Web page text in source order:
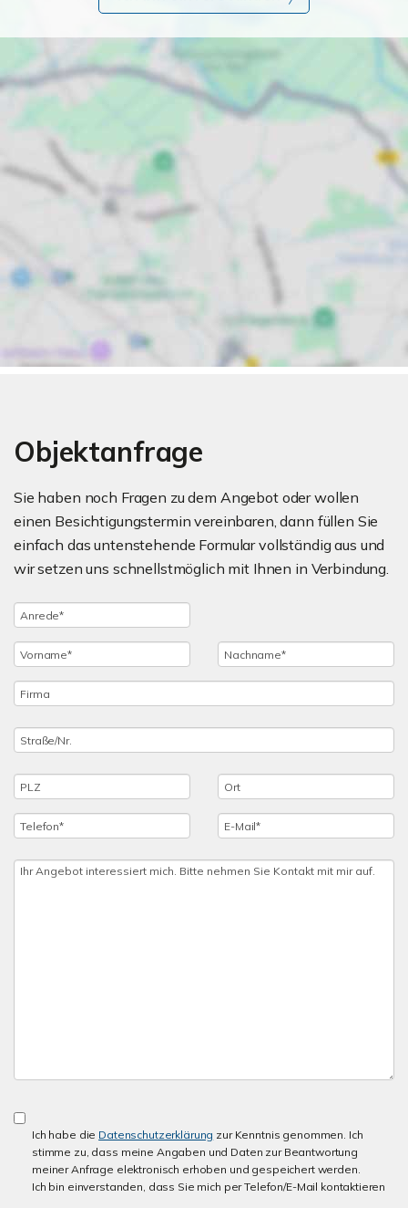
Objektanfrage
Sie haben noch Fragen zu dem Angebot oder wollen
einen Besichtigungstermin vereinbaren, dann füllen Sie
einfach das untenstehende Formular vollständig aus und
wir setzen uns schnellstmöglich mit Ihnen in Verbindung.
Ich habe die Datenschutzerklärung zur Kenntnis genommen. Ich
stimme zu, dass meine Angaben und Daten zur Beantwortung
meiner Anfrage elektronisch erhoben und gespeichert werden.
Ich bin einverstanden, dass Sie mich per Telefon/E-Mail kontaktieren